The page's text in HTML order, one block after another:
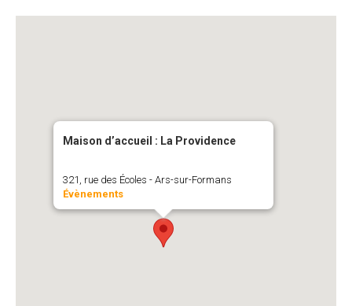
Maison d’accueil : La Providence
321, rue des Écoles - Ars-sur-Formans
Évènements